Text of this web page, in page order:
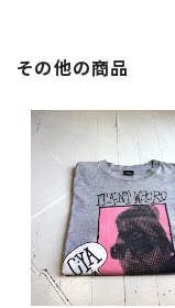
その他の商品